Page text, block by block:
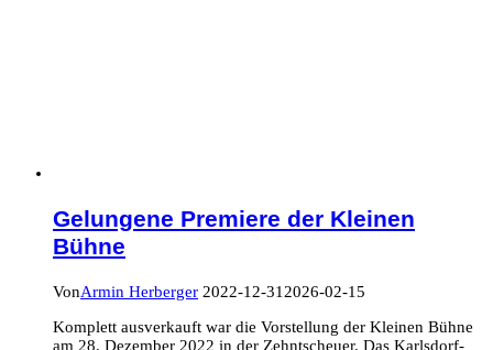
Gelungene Premiere der Kleinen
Bühne
VonArmin Herberger 2022-12-312026-02-15
Komplett ausverkauft war die Vorstellung der Kleinen Bühne
am 28. Dezember 2022 in der Zehntscheuer. Das Karlsdorf-